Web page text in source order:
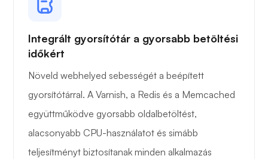
Csoda
Integrált gyorsítótár a gyorsabb betöltési
időkért
Növeld webhelyed sebességét a beépített
gyorsítótárral. A Varnish, a Redis és a Memcached
együttműködve gyorsabb oldalbetöltést,
alacsonyabb CPU-használatot és simább
teljesítményt biztosítanak minden alkalmazás